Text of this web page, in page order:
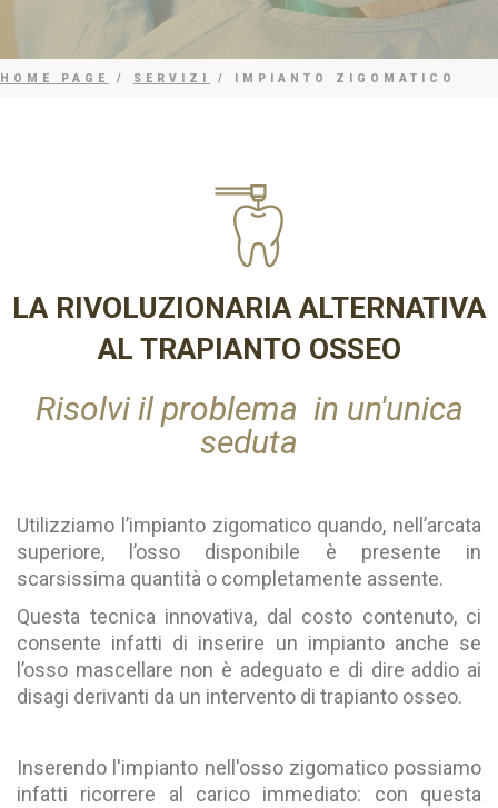
HOME PAGE / SERVIZI / IMPIANTO ZIGOMATICO
LA RIVOLUZIONARIA ALTERNATIVA
AL TRAPIANTO OSSEO
Risolvi il problema in un'unica
seduta
Utilizziamo l’impianto zigomatico quando, nell’arcata
superiore, l’osso disponibile è presente in
scarsissima quantità o completamente assente.
Questa tecnica innovativa, dal costo contenuto, ci
consente infatti di inserire un impianto anche se
l’osso mascellare non è adeguato e di dire addio ai
disagi derivanti da un intervento di trapianto osseo.
Inserendo l'impianto nell'osso zigomatico possiamo
infatti ricorrere al carico immediato: con questa